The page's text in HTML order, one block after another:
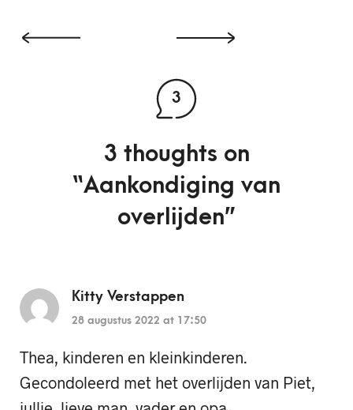
3
3 thoughts on
“Aankondiging van
overlijden”
Kitty Verstappen
28 augustus 2022 at 17:50
Thea, kinderen en kleinkinderen.
Gecondoleerd met het overlijden van Piet,